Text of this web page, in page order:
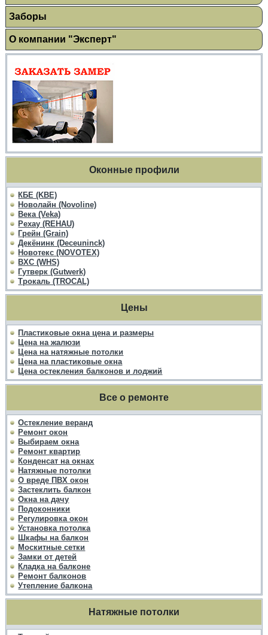
Заборы
О компании "Эксперт"
Оконные профили
КБЕ (KBE)
Новолайн (Novoline)
Века (Veka)
Рехау (REHAU)
Грейн (Grain)
Декёнинк (Deceuninck)
Новотекс (NOVOTEX)
ВХС (WHS)
Гутверк (Gutwerk)
Трокаль (TROCAL)
Цены
Пластиковые окна цена и размеры
Цена на жалюзи
Цена на натяжные потолки
Цена на пластиковые окна
Цена остекления балконов и лоджий
Все о ремонте
Остекление веранд
Ремонт окон
Выбираем окна
Ремонт квартир
Конденсат на окнах
Натяжные потолки
О вреде ПВХ окон
Застеклить балкон
Окна на дачу
Подоконники
Регулировка окон
Установка потолка
Шкафы на балкон
Москитные сетки
Замки от детей
Кладка на балконе
Ремонт балконов
Утепление балкона
Натяжные потолки